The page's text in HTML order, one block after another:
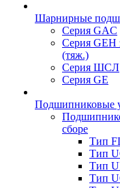
Шарнирные
Серия GAC
Серия GEH
(тяж.)
Серия ШСЛ
Серия GE
Подшипниковые
сборе
Тип
Тип
Тип
Тип